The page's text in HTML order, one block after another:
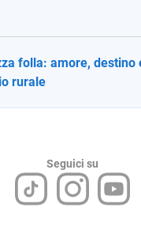
folla: amore, destino
rurale
Seguici su